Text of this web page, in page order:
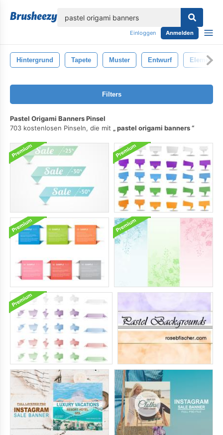
Einloggen Anmelden
Hintergrund Tapete Muster Entwurf Element
Filters
Pastel Origami Banners Pinsel
703 kostenlosen Pinseln, die mit
pastel origami banners